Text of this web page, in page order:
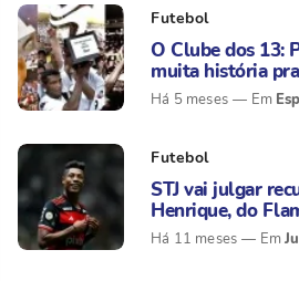
Futebol
O Clube dos 13:
muita história
Há 5 meses
Futebol
STJ vai julgar
Henrique, do
Há 11 meses